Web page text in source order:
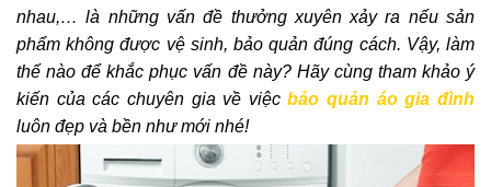
nhau,… là những vấn đề thưởng xuyên xảy ra nếu sản
phẩm không được vệ sinh, bảo quản đúng cách. Vậy, làm
thế nào để khắc phục vấn đề này? Hãy cùng tham khảo ý
kiến của các chuyên gia về việcbảo quản áo gia đình
luôn đẹp và bền như mới nhé!